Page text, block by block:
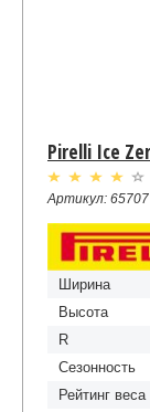
Pirelli Ice
Артикул: 65707
Ширина
Высота
R
Сезонность
Рейтинг веса